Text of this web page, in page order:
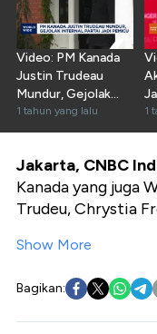
Video: PM Kanada
Justin Trudeau
Mundur, Gejolak
Partai Jadi Pemicu
1 tahun yang lalu 1
Jakarta, CNBC
Kanada yang juga
Trudeu, Chrystia
Show More
Bagikan: